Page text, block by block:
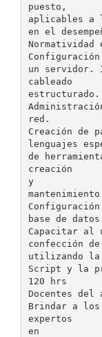
puesto,
aplicables a
en el
un servidor.
cableado
estructurado.
red.
Creación de
lenguajes
de
creación
y
base de
Capacitar al
confección de
utilizando la
Script y la
120 hrs
Docentes del
Brindar a los
expertos
en